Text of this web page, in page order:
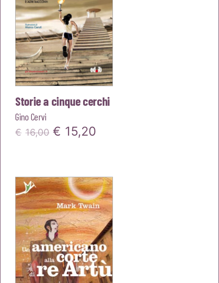
Storie a cinque cerchi
Gino Cervi
€ 16,00 Il
era:
€16,00.
€ 15,20
è:
€15,20.